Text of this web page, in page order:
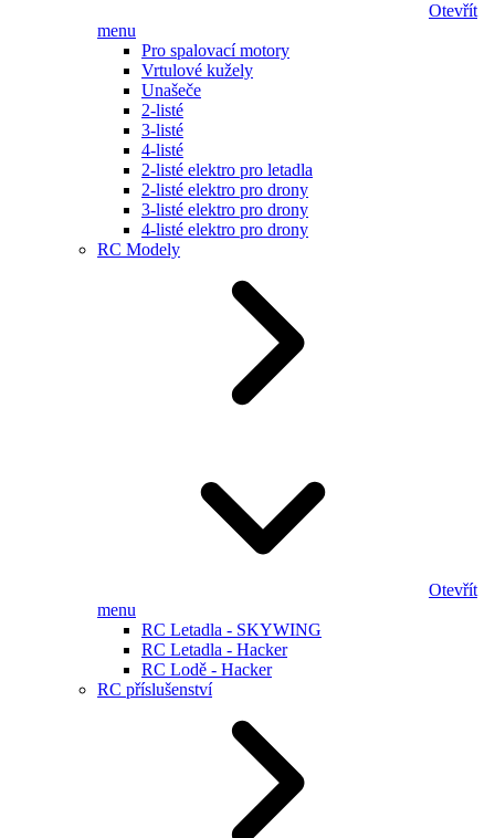
Otevřít
menu
Pro spalovací motory
Vrtulové kužely
Unašeče
2-listé
3-listé
4-listé
2-listé elektro pro letadla
2-listé elektro pro drony
3-listé elektro pro drony
4-listé elektro pro drony
RC Modely
Otevřít
menu
RC Letadla - SKYWING
RC Letadla - Hacker
RC Lodě - Hacker
RC příslušenství